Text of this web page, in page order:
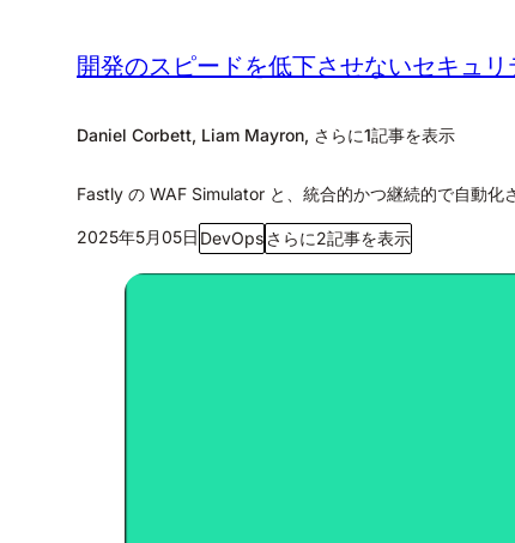
開発のスピードを低下させないセキュ
Daniel Corbett, Liam Mayron, さらに1記事を表示
Fastly の WAF Simulator と、統合的かつ継続的で自動化
2025年5月05日 DevOpsさらに2記事を表示